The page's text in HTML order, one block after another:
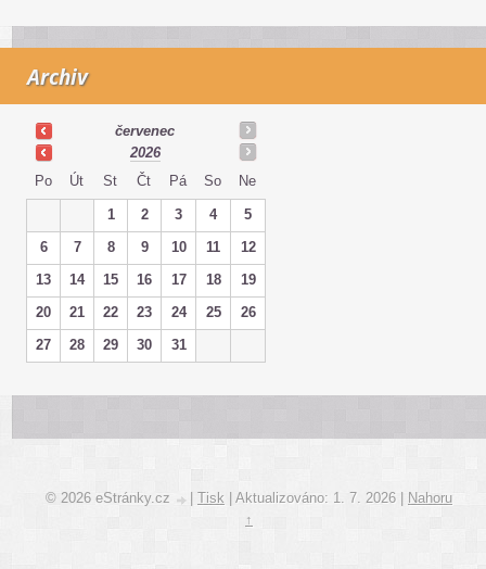
Archiv
červenec
2026
Po
Út St Čt Pá So Ne
1 2 3 4
5
6
7 8 9 10 11
12
13
14 15 16 17 18
19
20
21 22 23 24 25
26
27
28 29 30 31
© 2026 eStránky.cz | Tisk | Aktualizováno: 1. 7. 2026 | Nahoru
↑